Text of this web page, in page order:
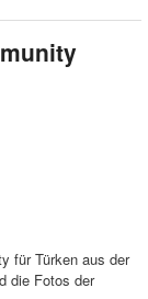
für Türken aus der
die Fotos der